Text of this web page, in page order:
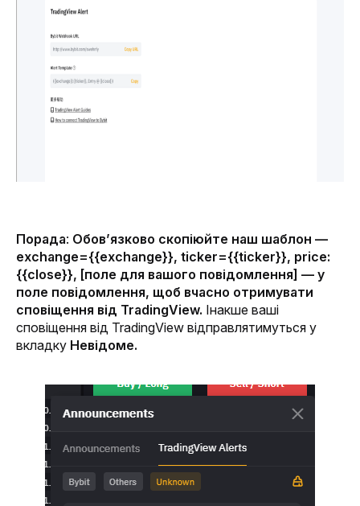
Порада: Обов’язково скопіюйте наш шаблон —
exchange={{exchange}}, ticker={{ticker}}, price:
{{close}}, [поле для вашого повідомлення] — у
поле повідомлення, щоб вчасно отримувати
сповіщення від TradingView. Інакше ваші
сповіщення від TradingView відправлятимуться у
вкладку Невідоме.